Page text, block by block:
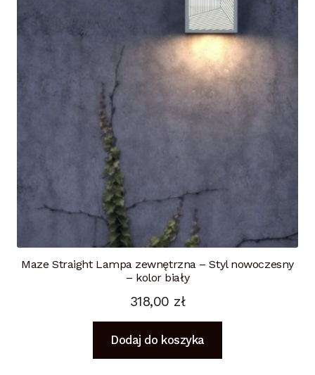
Maze Straight Lampa zewnętrzna – Styl nowoczesny
– kolor biały
318,00 zł
Dodaj do koszyka